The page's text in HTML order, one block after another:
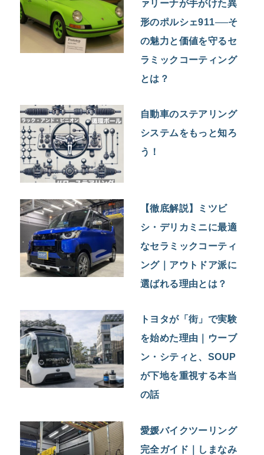
ァリーナが手がけた異
形のポルシェ911──そ
の魅力と価値を守るセ
ラミックコーティング
とは？
自動車のステアリング
システムをもっと知ろ
う！
【徹底解説】ミツビ
シ・デリカミニに最適
なセラミックコーティ
ング｜アウトドア派に
選ばれる理由とは？
トヨタが「街」で実験
を始めた理由｜ウーブ
ン・シティと、SOUP
が下地を重視する本当
の話
愛媛バイクツーリング
完全ガイド｜しまなみ